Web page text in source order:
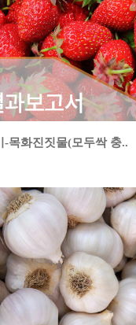
-목화진짓물(모두싹 충..